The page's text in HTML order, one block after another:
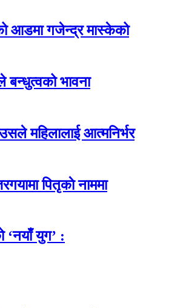
आडमा गजेन्द्र मास्केको
बन्धुत्वको भावना
महिलालाई आत्मनिर्भर
पितृकाे नाममा
‘नयाँ युग’ :